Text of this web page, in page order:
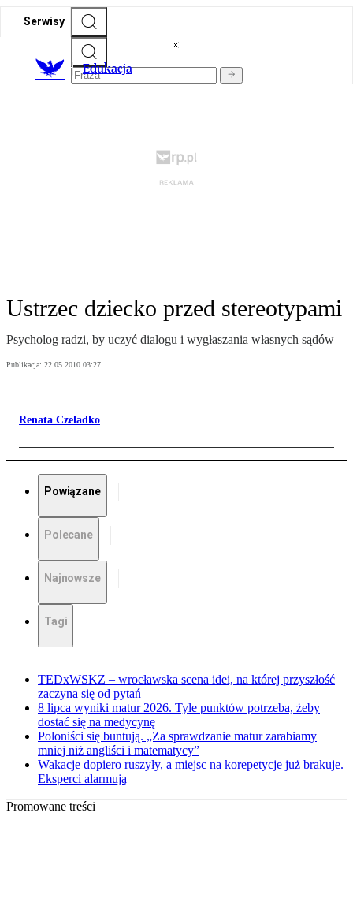
Serwisy
Edukacja
Ustrzec dziecko przed stereotypami
Psycholog radzi, by uczyć dialogu i wygłaszania własnych sądów
Publikacja: 22.05.2010 03:27
Renata Czeladko
Powiązane
Polecane
Najnowsze
Tagi
TEDxWSKZ – wrocławska scena idei, na której przyszłość
zaczyna się od pytań
8 lipca wyniki matur 2026. Tyle punktów potrzeba, żeby
dostać się na medycynę
Poloniści się buntują. „Za sprawdzanie matur zarabiamy
mniej niż angliści i matematycy”
Wakacje dopiero ruszyły, a miejsc na korepetycje już brakuje.
Eksperci alarmują
Promowane treści